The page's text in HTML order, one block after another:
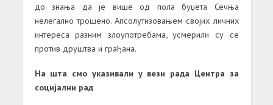
до знања да је више од пола буџета Сечња
нелегално трошено. Апсолутизовањем својих личних
интереса разним злоупотребама, усмерили су се
против друштва и грађана.
На шта смо указивали у вези рада Центра за
социјални рад